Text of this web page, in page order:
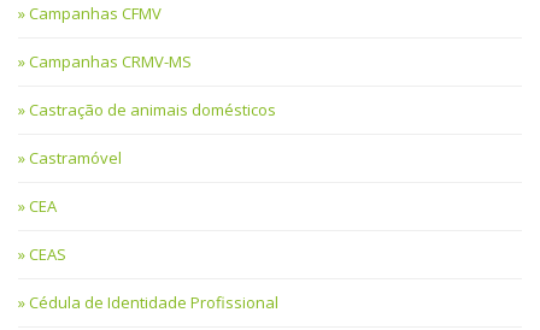
Campanhas CFMV
Campanhas CRMV-MS
Castração de animais domésticos
Castramóvel
CEA
CEAS
Cédula de Identidade Profissional